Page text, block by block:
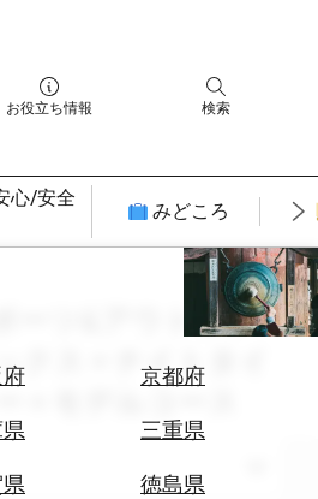
お役立ち情報 検索
心/安全
みどころ
京都府
三重県
徳島県
ーツ&アウトドア ×
クス × ナイトタイ